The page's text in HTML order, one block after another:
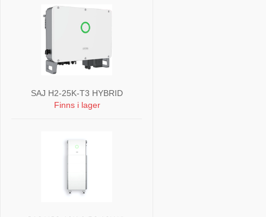
SAJ H2-25K-T3 HYBRID
Finns i lager